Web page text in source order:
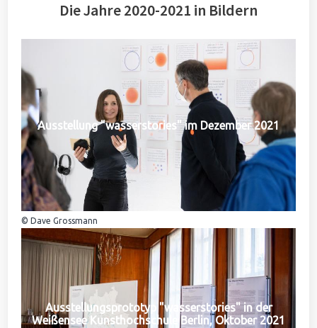
Die Jahre 2020-2021 in Bildern
Ausstellung "wasserstories" im Dezember 2021
© Dave Grossmann
Ausstellungsprototyp "wasserstories" in der
Weißensee Kunsthochschule Berlin, Oktober 2021